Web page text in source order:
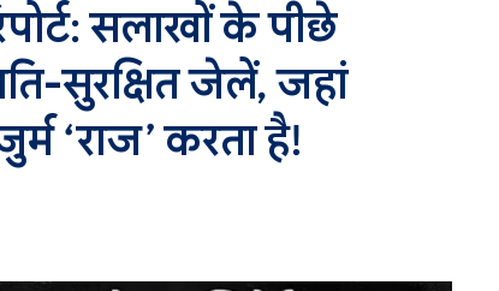
सलाखों के पीछे
सुरक्षित जेलें, जहां
‘राज’ करता है!